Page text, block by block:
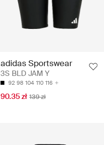
adidas Sportswear
3S BLD JAM Y
92 98 104 110 116
90.35 zł 139 zł